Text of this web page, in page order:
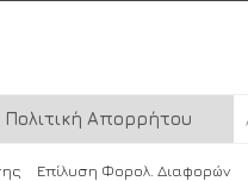
Πολιτική Απορρήτου
Επίλυση Φορολ. Διαφορών